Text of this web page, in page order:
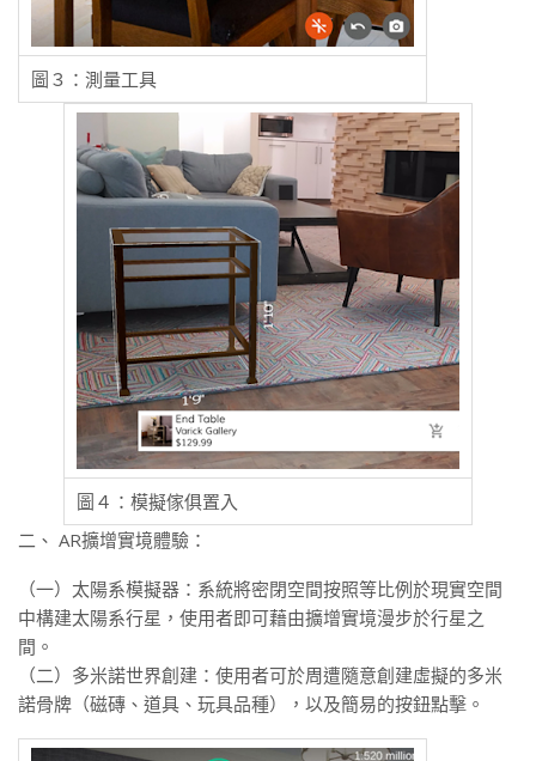
圖３：測量工具
圖４：模擬傢俱置入
二、 AR擴增實境體驗：
（一）太陽系模擬器：系統將密閉空間按照等比例於現實空間
中構建太陽系行星，使用者即可藉由擴增實境漫步於行星之
間。
（二）多米諾世界創建：使用者可於周遭隨意創建虛擬的多米
諾骨牌（磁磚、道具、玩具品種），以及簡易的按鈕點擊。